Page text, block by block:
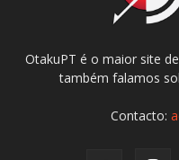
OtakuPT é o maior site
também falamos
Contacto: